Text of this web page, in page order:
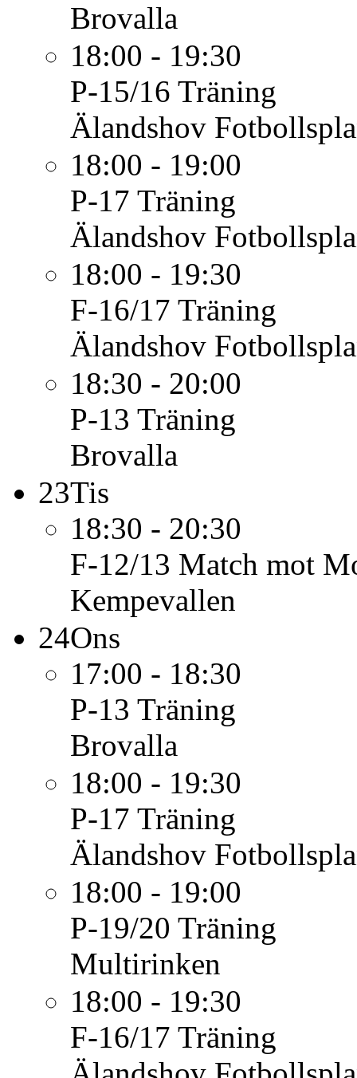
Brovalla
18:00 - 19:30
P-15/16 Träning
Älandshov
18:00 - 19:00
P-17 Träning
Älandshov
18:00 - 19:30
F-16/17 Träning
Älandshov
18:30 - 20:00
P-13 Träning
Brovalla
23Tis
18:30 - 20:30
F-12/13 Match mot
Kempevallen
24Ons
17:00 - 18:30
P-13 Träning
Brovalla
18:00 - 19:30
P-17 Träning
Älandshov
18:00 - 19:00
P-19/20 Träning
Multirinken
18:00 - 19:30
F-16/17 Träning